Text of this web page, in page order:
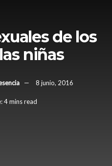
de los
niñas
8 junio, 2016
4 mins read